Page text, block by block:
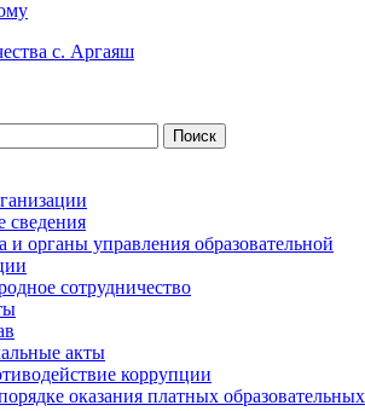
с. Аргаяш
сведения
и органы управления образовательной
сотрудничество
акты
коррупции
оказания платных образовательных